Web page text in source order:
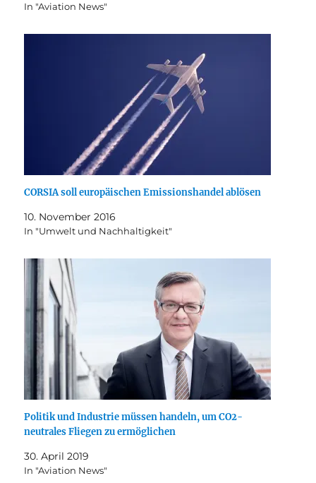
In "Aviation News"
CORSIA soll europäischen Emissionshandel ablösen
10. November 2016
In "Umwelt und Nachhaltigkeit"
Politik und Industrie müssen handeln, um CO2-
neutrales Fliegen zu ermöglichen
30. April 2019
In "Aviation News"